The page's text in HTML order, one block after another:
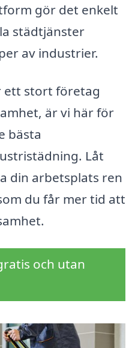
gör det enkelt
städtjänster
av industrier.
ett stort företag
är vi här för
bästa
Låt
din arbetsplats ren
du får mer tid att
och utan